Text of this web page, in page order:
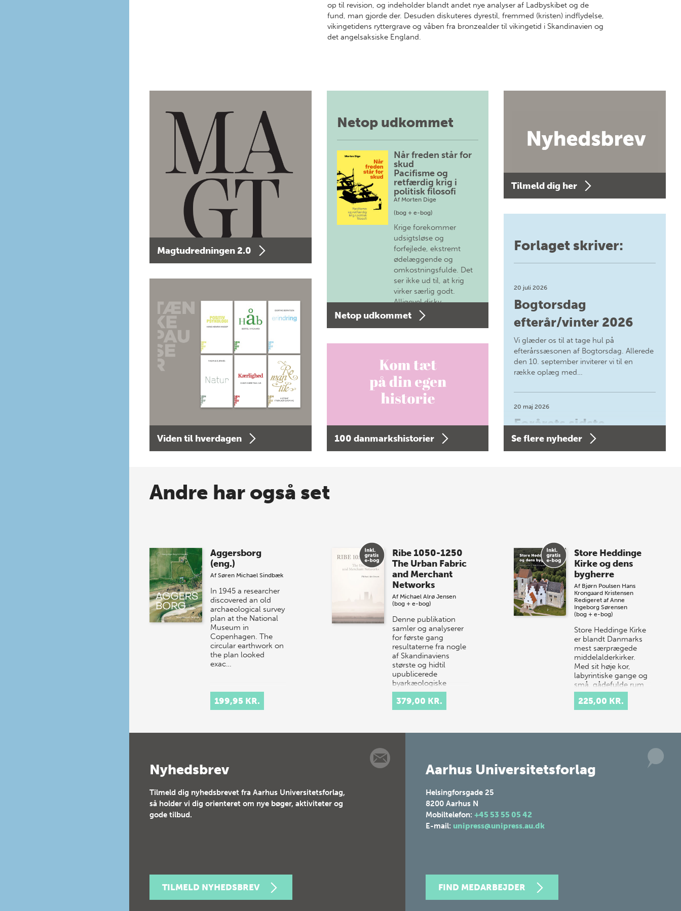
op til revision, og indeholder blandt andet nye analyser af Ladbyskibet og de
fund, man gjorde der. Desuden diskuteres dyrestil, fremmed (kristen) indflydelse,
vikingetidens ryttergrave og våben fra bronzealder til vikingetid i Skandinavien og
det angelsaksiske England.
Magtudredningen 2.0
Viden til hverdagen
Netop udkommet
Når freden står for
skud
Pacifisme og
retfærdig krig i
politisk filosofi
Af Morten Dige
(bog + e-bog)
Krige forekommer
udsigtsløse og
forfejlede, ekstremt
ødelæggende og
omkostningsfulde. Det
ser ikke ud til, at krig
virker særlig godt.
Alligevel diskv…
Netop udkommet
100 danmarkshistorier
Tilmeld dig her
Forlaget skriver:
20 juli 2026
Bogtorsdag
efterår/vinter 2026
Vi glæder os til at tage hul på
efterårssæsonen af Bogtorsdag. Allerede
den 10. september inviterer vi til en
række oplæg med…
20 maj 2026
Forårets sidste
Bogtorsdag 11. juni
Spar op til 70% til
sommer-lagersalg!
Vi gentager succesen og inviterer igen i
år til vores store sommer-lagersalg,
så sæt kryds i kalenderen onsdag den
10. j…
Se flere nyheder
Andre har også set
Aggersborg
(eng.)
Af Søren Michael Sindbæk
In 1945 a researcher
discovered an old
archaeological survey
plan at the National
Museum in
Copenhagen. The
circular earthwork on
the plan looked
exac…
199,95 KR.
Ribe 1050-1250
The Urban Fabric
and Merchant
Networks
Af Michael Alrø Jensen
(bog + e-bog)
Denne publikation
samler og analyserer
for første gang
resultaterne fra nogle
af Skandinaviens
største og hidtil
upublicerede
byarkæologiske
udgravnin…
379,00 KR.
Store Heddinge
Kirke og dens
bygherre
Af Bjørn Poulsen Hans
Krongaard Kristensen
Redigeret afAnne
Ingeborg Sørensen
(bog + e-bog)
Store Heddinge Kirke
er blandt Danmarks
mest særprægede
middelalderkirker.
Med sit høje kor,
labyrintiske gange og
små, gådefulde rum
samt det ottekan…
225,00 KR.
Nyhedsbrev
Tilmeld dig nyhedsbrevet fra Aarhus Universitetsforlag,
så holder vi dig orienteret om nye bøger, aktiviteter og
gode tilbud.
TILMELD NYHEDSBREV
Aarhus Universitetsforlag
Helsingforsgade 25
8200 Aarhus N
Mobiltelefon: +45 53 55 05 42
E-mail: unipress@unipress.au.dk
FIND MEDARBEJDER